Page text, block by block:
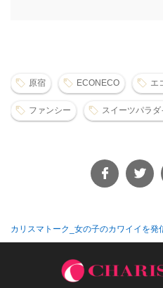
原宿 ECONECO エ
ファンシー スイーツパラダ
カリスマトーク_女の子のカワイイを発